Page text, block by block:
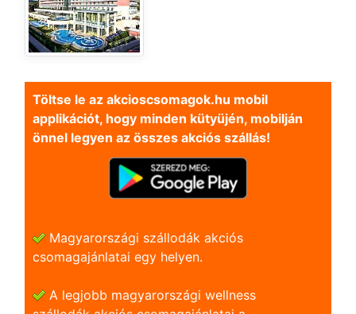
Töltse le az akcioscsomagok.hu mobil
applikációt, hogy minden kütyüjén, mobilján
önnel legyen az összes akciós szállás!
Magyarországi szállodák akciós
csomagajánlatai egy helyen.
A legjobb magyarországi wellness